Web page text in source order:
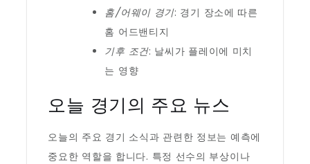
홈/어웨이 경기: 경기 장소에 따른
홈 어드밴티지
기후 조건: 날씨가 플레이에 미치
는 영향
오늘 경기의 주요 뉴스
오늘의 주요 경기 소식과 관련한 정보는 예측에
중요한 역할을 합니다. 특정 선수의 부상이나